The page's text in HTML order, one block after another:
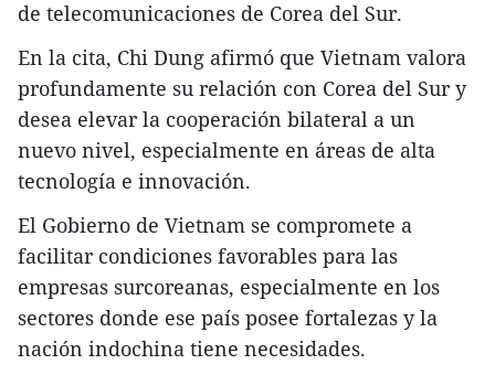
de telecomunicaciones de Corea del Sur.
En la cita, Chi Dung afirmó que Vietnam valora
profundamente su relación con Corea del Sur y
desea elevar la cooperación bilateral a un
nuevo nivel, especialmente en áreas de alta
tecnología e innovación.
El Gobierno de Vietnam se compromete a
facilitar condiciones favorables para las
empresas surcoreanas, especialmente en los
sectores donde ese país posee fortalezas y la
nación indochina tiene necesidades.